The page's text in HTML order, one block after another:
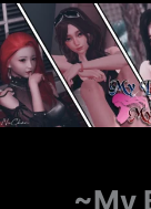
~My